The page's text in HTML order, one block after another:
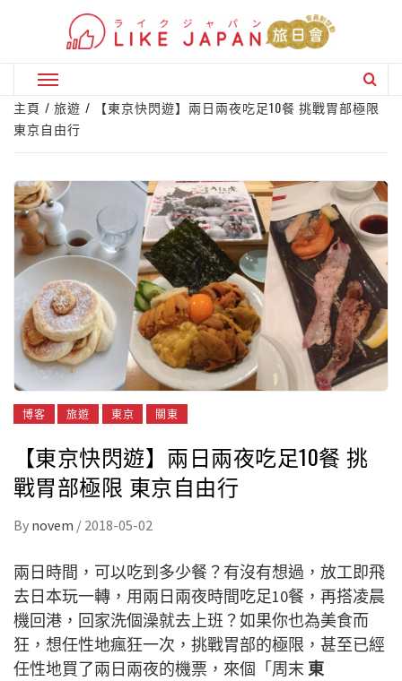
Primary
Menu
主頁 旅遊
【東京快閃遊】兩日兩夜吃足10餐 挑戰胃部極限
東京自由行
博客 旅遊 東京 關東
【東京快閃遊】兩日兩夜吃足10餐 挑
戰胃部極限 東京自由行
By novem / 2018-05-02
兩日時間，可以吃到多少餐？有沒有想過，放工即飛
去日本玩一轉，用兩日兩夜時間吃足10餐，再搭凌晨
機回港，回家洗個澡就去上班？如果你也為美食而
狂，想任性地瘋狂一次，挑戰胃部的極限，甚至已經
任性地買了兩日兩夜的機票，來個「周末東